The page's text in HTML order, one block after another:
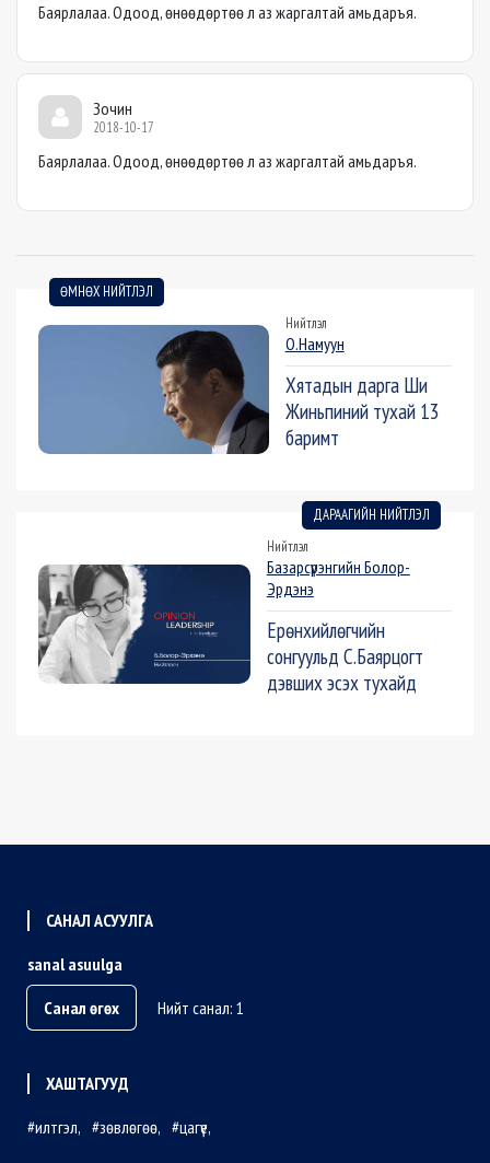
Баярлалаа. Одоод, өнөөдөртөө л аз жаргалтай амьдаръя.
Зочин
2018-10-17
Баярлалаа. Одоод, өнөөдөртөө л аз жаргалтай амьдаръя.
ӨМНӨХ НИЙТЛЭЛ
Нийтлэл
О.Намуун
Хятадын дарга Ши
Жиньпиний тухай 13
баримт
ДАРААГИЙН НИЙТЛЭЛ
Нийтлэл
Базарсүрэнгийн Болор-
Эрдэнэ
Ерөнхийлөгчийн
сонгуульд С.Баярцогт
дэвших эсэх тухайд
САНАЛ АСУУЛГА
sanal asuulga
Санал өгөх
Нийт санал: 1
ХАШТАГУУД
илтгэл
зөвлөгөө цагүе